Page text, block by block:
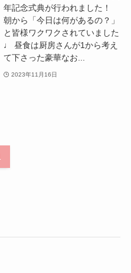
年記念式典が行われました！
朝から「今日は何があるの？」
と皆様ワクワクされていました
♩ 昼食は厨房さんが1から考え
て下さった豪華なお...
2023年11月16日